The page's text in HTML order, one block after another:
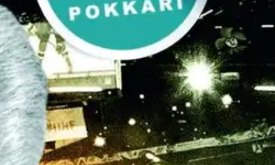
innokas reserviläinen. Hänen vanavedessään on
käänteistä, joiden avulla Kummolan aikoinaan luomat
rahavirrat usein halutaan kätkeä suurelta yleisöltä lukuisiin eri
mediassa, politiikassa ja urheiluviihteessä. Jääkiekon
myös Suomen Jääkiekkoliiton ja Jääkiekkosäätiön avulla. Kirja